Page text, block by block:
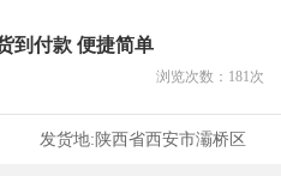
到付款 便捷简单
浏览次数： 181次
发货地:陕西省西安市灞桥区